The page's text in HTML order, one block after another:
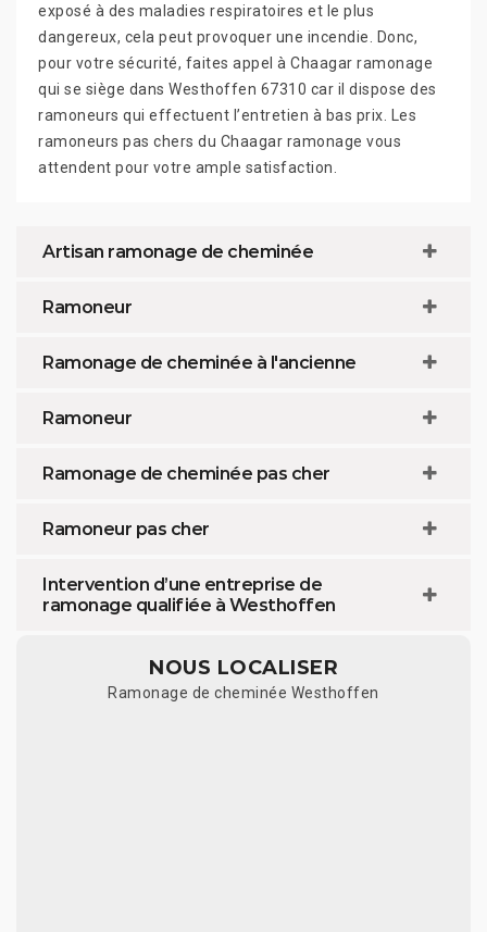
exposé à des maladies respiratoires et le plus
dangereux, cela peut provoquer une incendie. Donc,
pour votre sécurité, faites appel à Chaagar ramonage
qui se siège dans Westhoffen 67310 car il dispose des
ramoneurs qui effectuent l’entretien à bas prix. Les
ramoneurs pas chers du Chaagar ramonage vous
attendent pour votre ample satisfaction.
Artisan ramonage de cheminée
Ramoneur
Ramonage de cheminée à l'ancienne
Ramoneur
Ramonage de cheminée pas cher
Ramoneur pas cher
Intervention d’une entreprise de
ramonage qualifiée à Westhoffen
NOUS LOCALISER
Ramonage de cheminée Westhoffen